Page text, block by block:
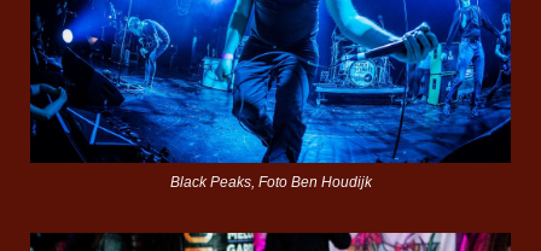
Black Peaks, Foto Ben Houdijk